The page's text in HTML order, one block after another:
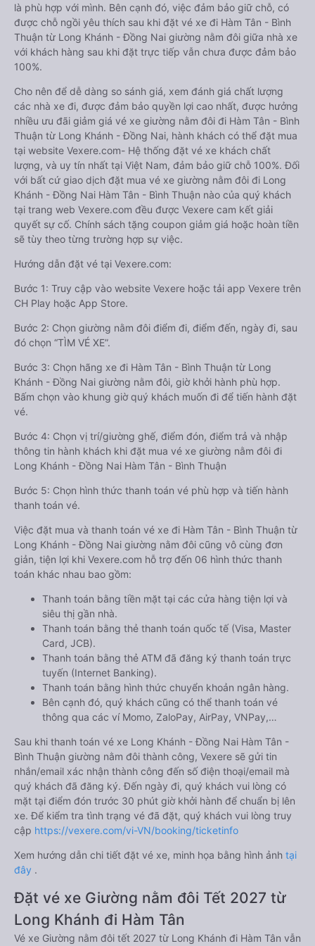
là phù hợp với mình. Bên cạnh đó, việc đảm bảo giữ chỗ, có
được chỗ ngồi yêu thích sau khi đặt vé xe đi Hàm Tân - Bình
Thuận từ Long Khánh - Đồng Nai giường nằm đôi giữa nhà xe
với khách hàng sau khi đặt trực tiếp vẫn chưa được đảm bảo
100%.
Cho nên để dễ dàng so sánh giá, xem đánh giá chất lượng
các nhà xe đi, được đảm bảo quyền lợi cao nhất, được hưởng
nhiều ưu đãi giảm giá vé xe giường nằm đôi đi Hàm Tân - Bình
Thuận từ Long Khánh - Đồng Nai, hành khách có thể đặt mua
tại website Vexere.com- Hệ thống đặt vé xe khách chất
lượng, và uy tín nhất tại Việt Nam, đảm bảo giữ chỗ 100%. Đối
với bất cứ giao dịch đặt mua vé xe giường nằm đôi đi Long
Khánh - Đồng Nai Hàm Tân - Bình Thuận nào của quý khách
tại trang web Vexere.com đều được Vexere cam kết giải
quyết sự cố. Chính sách tặng coupon giảm giá hoặc hoàn tiền
sẽ tùy theo từng trường hợp sự việc.
Hướng dẫn đặt vé tại Vexere.com:
Bước 1: Truy cập vào website Vexere hoặc tải app Vexere trên
CH Play hoặc App Store.
Bước 2: Chọn giường nằm đôi điểm đi, điểm đến, ngày đi, sau
đó chọn “TÌM VÉ XE”.
Bước 3: Chọn hãng xe đi Hàm Tân - Bình Thuận từ Long
Khánh - Đồng Nai giường nằm đôi, giờ khởi hành phù hợp.
Bấm chọn vào khung giờ quý khách muốn đi để tiến hành đặt
vé.
Bước 4: Chọn vị trí/giường ghế, điểm đón, điểm trả và nhập
thông tin hành khách khi đặt mua vé xe giường nằm đôi đi
Long Khánh - Đồng Nai Hàm Tân - Bình Thuận
Bước 5: Chọn hình thức thanh toán vé phù hợp và tiến hành
thanh toán vé.
Việc đặt mua và thanh toán vé xe đi Hàm Tân - Bình Thuận từ
Long Khánh - Đồng Nai giường nằm đôi cũng vô cùng đơn
giản, tiện lợi khi Vexere.com hỗ trợ đến 06 hình thức thanh
toán khác nhau bao gồm:
Thanh toán bằng tiền mặt tại các cửa hàng tiện lợi và
siêu thị gần nhà.
Thanh toán bằng thẻ thanh toán quốc tế (Visa, Master
Card, JCB).
Thanh toán bằng thẻ ATM đã đăng ký thanh toán trực
tuyến (Internet Banking).
Thanh toán bằng hình thức chuyển khoản ngân hàng.
Bên cạnh đó, quý khách cũng có thể thanh toán vé
thông qua các ví Momo, ZaloPay, AirPay, VNPay,…
Sau khi thanh toán vé xe Long Khánh - Đồng Nai Hàm Tân -
Bình Thuận giường nằm đôi thành công, Vexere sẽ gửi tin
nhắn/email xác nhận thành công đến số điện thoại/email mà
quý khách đã đăng ký. Đến ngày đi, quý khách vui lòng có
mặt tại điểm đón trước 30 phút giờ khởi hành để chuẩn bị lên
xe. Để kiểm tra tình trạng vé đã đặt, quý khách vui lòng truy
cập https://vexere.com/vi-VN/booking/ticketinfo
Xem hướng dẫn chi tiết đặt vé xe, minh họa bằng hình ảnh tại
đây .
Đặt vé xe Giường nằm đôi Tết 2027 từ
Long Khánh đi Hàm Tân
Vé xe Giường nằm đôi tết 2027 từ Long Khánh đi Hàm Tân vẫn